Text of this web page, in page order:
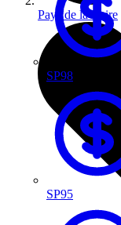
SP98
SP95
Pays de la Loire